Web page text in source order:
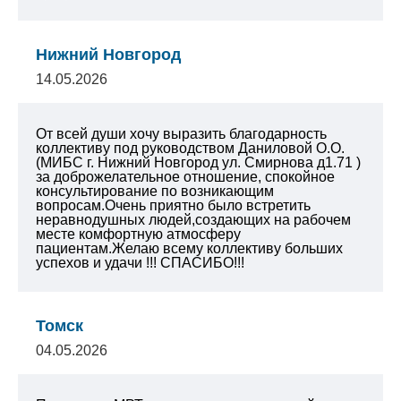
Нижний Новгород
14.05.2026
От всей души хочу выразить благодарность
коллективу под руководством Даниловой О.О.
(МИБС г. Нижний Новгород ул. Смирнова д1.71 )
за доброжелательное отношение, спокойное
консультирование по возникающим
вопросам.Очень приятно было встретить
неравнодушных людей,создающих на рабочем
месте комфортную атмосферу
пациентам.Желаю всему коллективу больших
успехов и удачи !!! СПАСИБО!!!
Томск
04.05.2026